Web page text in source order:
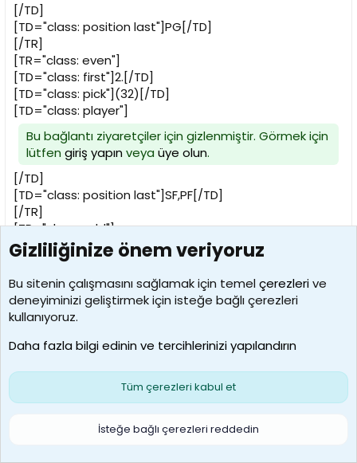
[/TD]
[TD="class: position last"]PG[/TD]
[/TR]
[TR="class: even"]
[TD="class: first"]2.[/TD]
[TD="class: pick"](32)[/TD]
[TD="class: player"]
Bu bağlantı ziyaretçiler için gizlenmiştir. Görmek için
lütfen giriş yapınveya üye olun.
[/TD]
[TD="class: position last"]SF,PF[/TD]
[/TR]
[TR="class: odd"]
[TD="class: first"]3.[/TD]
[TD="class: pick"](33)[/TD]
[TD="class: player"]
Bu bağlantı ziyaretçiler için gizlenmiştir. Görmek için
lütfengiriş yapın
[/TD]
[TD="class: first"]4.[/TD]
Gizliliğinize önem veriyoruz
Bu sitenin çalışmasını sağlamak için temelçerezlerive
deneyiminizi geliştirmek için isteğe bağlı çerezleri
kullanıyoruz.
Daha fazla bilgi edinin ve tercihlerinizi yapılandırın
Tüm çerezleri kabul et
İsteğe bağlı çerezleri reddedin